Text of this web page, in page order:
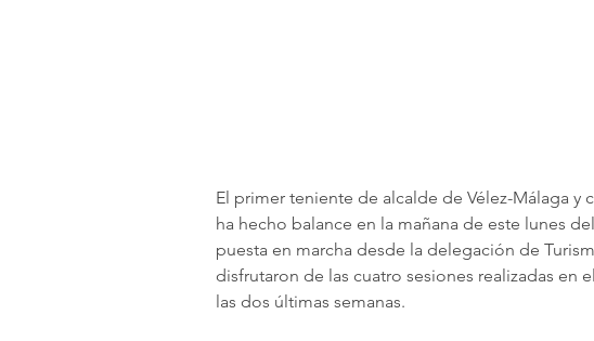
El primer teniente de alcalde de Vélez-Málaga y
ha hecho balance en la mañana de este lunes
puesta en marcha desde la delegación de
disfrutaron de las cuatro sesiones realizadas en
las dos últimas semanas.